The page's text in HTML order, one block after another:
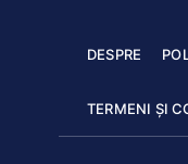
DESPRE
TERMENI ȘI